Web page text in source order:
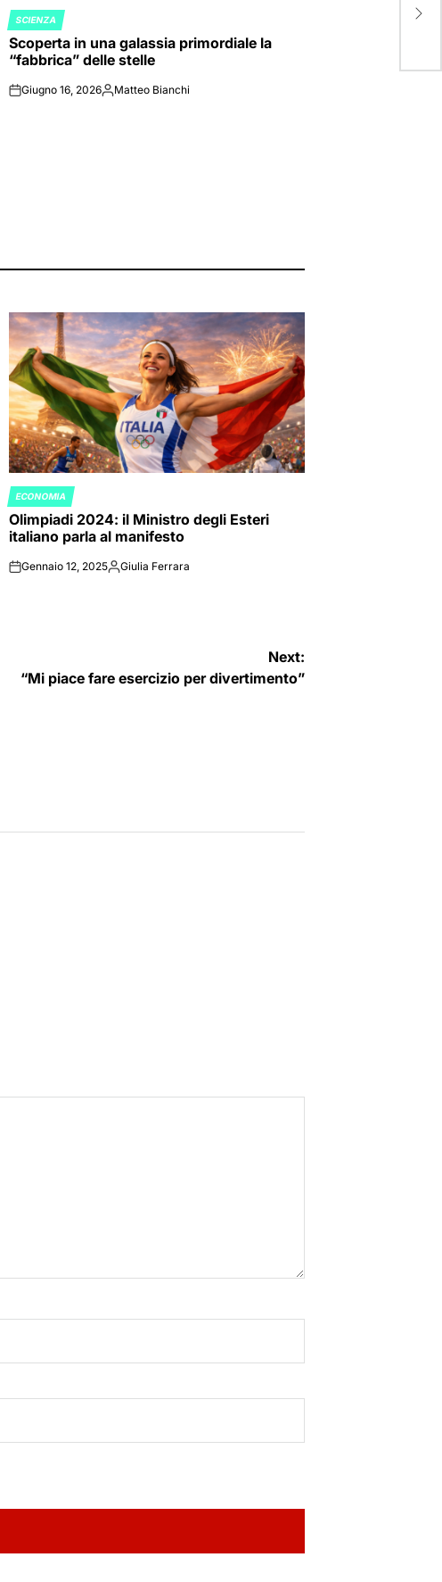
POSTED
IN
SCIENZA
Scoperta in una galassia primordiale la
“fabbrica” delle stelle
onGiugno 16, 2026Posted
Matteo Bianchi
POSTED
IN
ECONOMIA
Olimpiadi 2024: il Ministro degli Esteri
italiano parla al manifesto
onGennaio 12, 2025Posted
Giulia Ferrara
Next:
“Mi piace fare esercizio per divertimento”